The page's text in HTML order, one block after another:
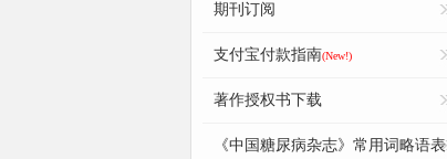
期刊订阅
支付宝付款指南(New!)
著作授权书下载
《中国糖尿病杂志》常用词略语表